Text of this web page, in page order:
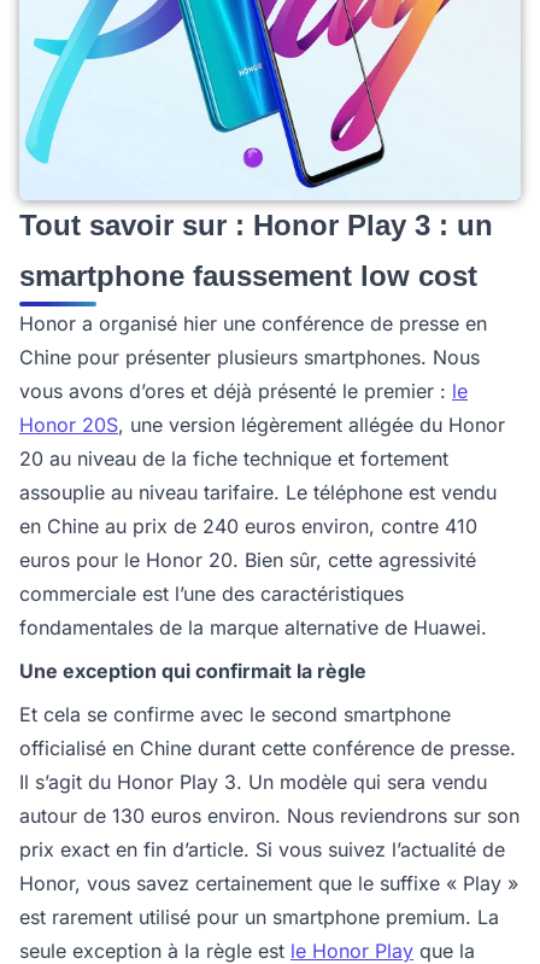
Tout savoir sur : Honor Play 3 : un
smartphone faussement low cost
Honor a organisé hier une conférence de presse en
Chine pour présenter plusieurs smartphones. Nous
vous avons d’ores et déjà présenté le premier : le
Honor 20S, une version légèrement allégée du Honor
20 au niveau de la fiche technique et fortement
assouplie au niveau tarifaire. Le téléphone est vendu
en Chine au prix de 240 euros environ, contre 410
euros pour le Honor 20. Bien sûr, cette agressivité
commerciale est l’une des caractéristiques
fondamentales de la marque alternative de Huawei.
Une exception qui confirmait la règle
Et cela se confirme avec le second smartphone
officialisé en Chine durant cette conférence de presse.
Il s’agit du Honor Play 3. Un modèle qui sera vendu
autour de 130 euros environ. Nous reviendrons sur son
prix exact en fin d’article. Si vous suivez l’actualité de
Honor, vous savez certainement que le suffixe « Play »
est rarement utilisé pour un smartphone premium. La
seule exception à la règle est le Honor Play que la